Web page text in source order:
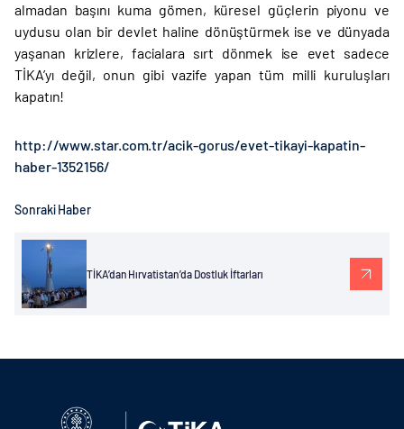
almadan başını kuma gömen, küresel güçlerin piyonu ve
uydusu olan bir devlet haline dönüştürmek ise ve dünyada
yaşanan krizlere, facialara sırt dönmek ise evet sadece
TİKA’yı değil, onun gibi vazife yapan tüm milli kuruluşları
kapatın!
http://www.star.com.tr/acik-gorus/evet-tikayi-kapatin-
haber-1352156/
Sonraki Haber
TİKA’dan Hırvatistan’da Dostluk İftarları